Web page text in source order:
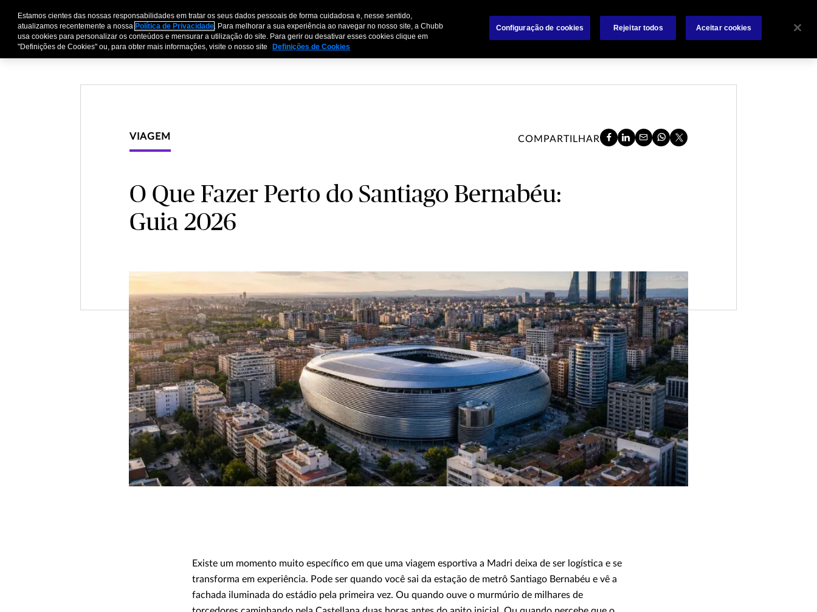
Pessoas e Família EmpresasParceiros de Negócios
VIAGEM COMPARTILHAR
O Que Fazer Perto do Santiago Bernabéu:
Guia 2026
Existe um momento muito específico em que uma viagem esportiva a Madri deixa de ser logística e se
transforma em experiência. Pode ser quando você sai da estação de metrô Santiago Bernabéu e vê a
fachada iluminada do estádio pela primeira vez. Ou quando ouve o murmúrio de milhares de
Estamos cientes das nossas responsabilidades em tratar os seus dados pessoais de forma cuidadosa e, nesse sentido,
atualizamos recentemente a nossa Política de Privacidade. Para melhorar a sua experiência ao navegar no nosso site, a Chubb
usa cookies para personalizar os conteúdos e mensurar a utilização do site. Para gerir ou desativar esses cookies clique em
"Definições de Cookies" ou, para obter mais informações, visite o nosso site
Definições de Cookies
Configuração de cookies Rejeitar todos Aceitar cookies